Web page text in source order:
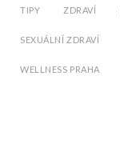
TIPY ZDRAVÍ
SEXUÁLNÍ ZDRAVÍ
WELLNESS PRAHA